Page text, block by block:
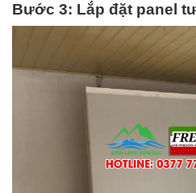
Bước 3: Lắp đặt panel